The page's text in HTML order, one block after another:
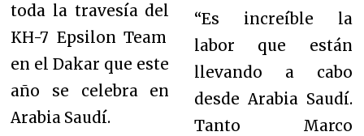
toda la travesía del
KH-7 Epsilon Team
en el Dakar que este
año se celebra en
Arabia Saudí.
“Es increíble la
labor que están
llevando a cabo
desde Arabia Saudí.
Tanto Marco